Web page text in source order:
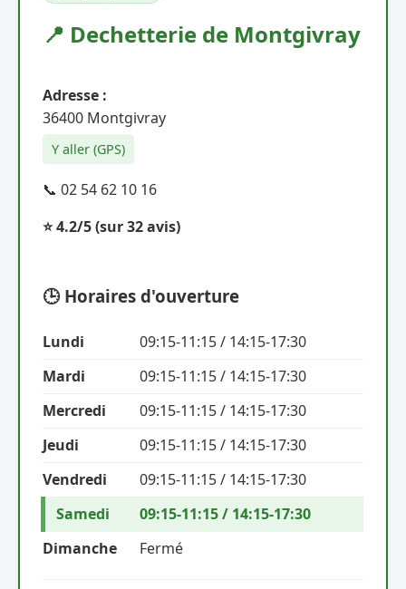
📍 Dechetterie de Montgivray
Adresse :
36400 Montgivray
Y aller (GPS)
📞 02 54 62 10 16
⭐ 4.2/5(sur 32 avis)
🕒 Horaires d'ouverture
Lundi
09:15-11:15 / 14:15-17:30
Mardi
09:15-11:15 / 14:15-17:30
Mercredi
09:15-11:15 / 14:15-17:30
Jeudi
09:15-11:15 / 14:15-17:30
Vendredi
09:15-11:15 / 14:15-17:30
Samedi
09:15-11:15 / 14:15-17:30
Dimanche
Fermé